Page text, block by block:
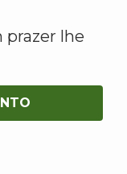
prazer lhe